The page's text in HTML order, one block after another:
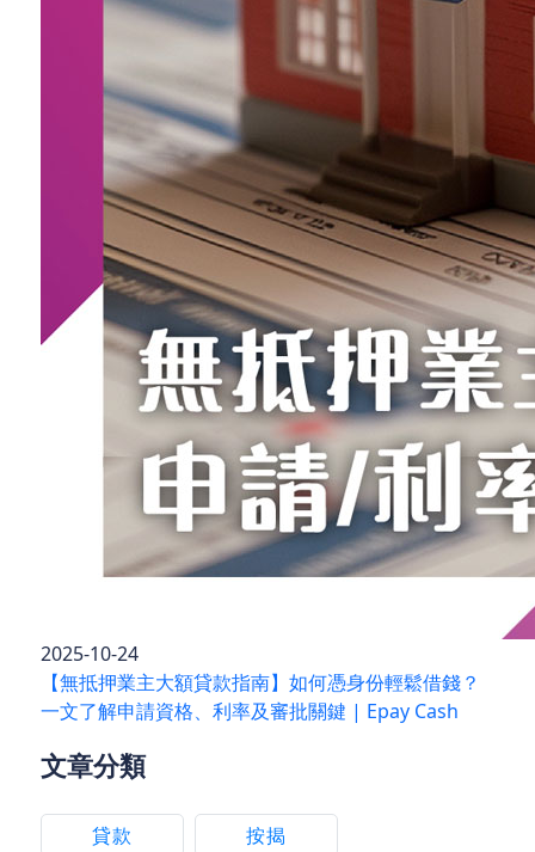
2025-10-24
【無抵押業主大額貸款指南】如何憑身份輕鬆借錢？
一文了解申請資格、利率及審批關鍵 | Epay Cash
文章分類
貸款
按揭